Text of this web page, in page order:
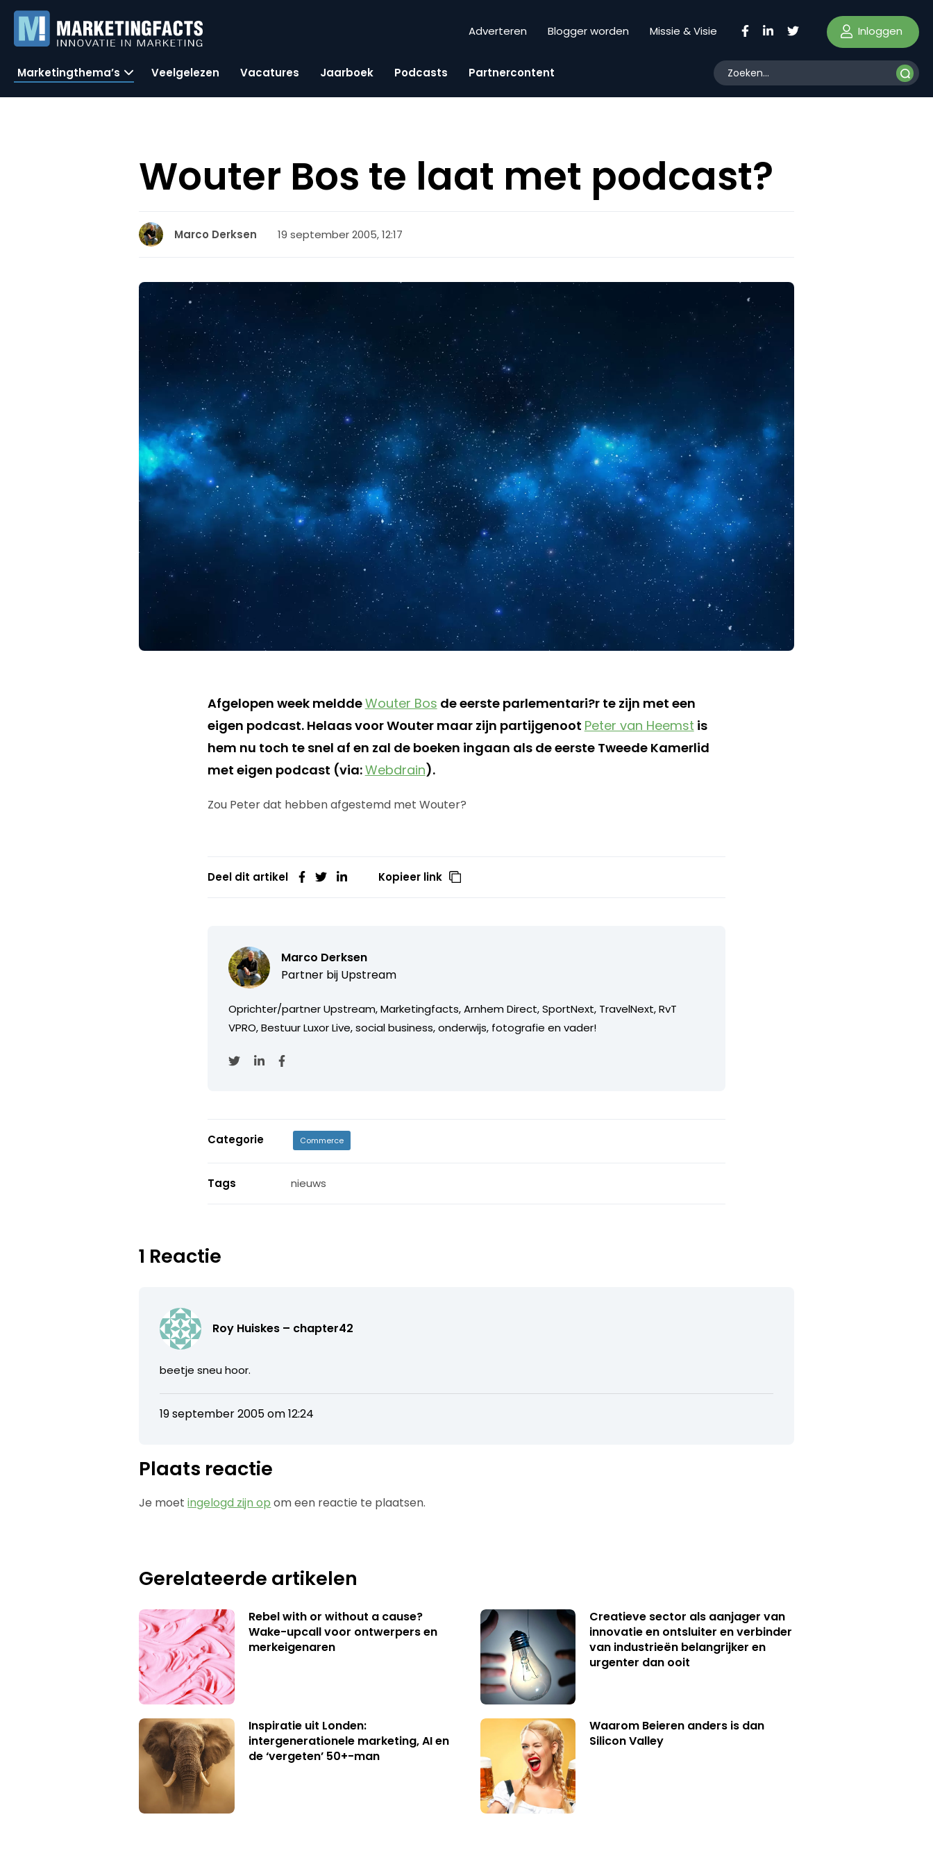
Adverteren Blogger worden Missie & Visie Inloggen
Marketingthema’s Veelgelezen Vacatures Jaarboek Podcasts Partnercontent
Wouter Bos te laat met podcast?
Marco Derksen 19 september 2005, 12:17
Afgelopen week melddeWouter Bos de eerste parlementari?r te zijn met een
eigen podcast. Helaas voor Wouter maar zijn partijgenoot Peter van Heemst is
hem nu toch te snel af en zal de boeken ingaan als de eerste Tweede Kamerlid
met eigen podcast (via:Webdrain).
Zou Peter dat hebben afgestemd met Wouter?
Deel dit artikel Kopieer link
Marco Derksen
Partner bij Upstream
Oprichter/partner Upstream, Marketingfacts, Arnhem Direct, SportNext, TravelNext, RvT
VPRO, Bestuur Luxor Live, social business, onderwijs, fotografie en vader!
Categorie Commerce
Tags nieuws
1 Reactie
Roy Huiskes – chapter42
beetje sneu hoor.
19 september 2005 om 12:24
Plaats reactie
Je moetingelogd zijn op om een reactie te plaatsen.
Gerelateerde artikelen
Rebel with or without a cause?
Wake-upcall voor ontwerpers en
merkeigenaren
Creatieve sector als aanjager van
innovatie en ontsluiter en verbinder
van industrieën belangrijker en
urgenter dan ooit
Inspiratie uit Londen:
intergenerationele marketing, AI en
de ‘vergeten’ 50+-man
Waarom Beieren anders is dan
Silicon Valley